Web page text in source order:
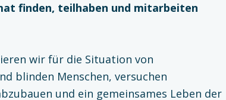
finden, teilhaben und mitarbeiten
wir für die Situation von
blinden Menschen, versuchen
und ein gemeinsames Leben der